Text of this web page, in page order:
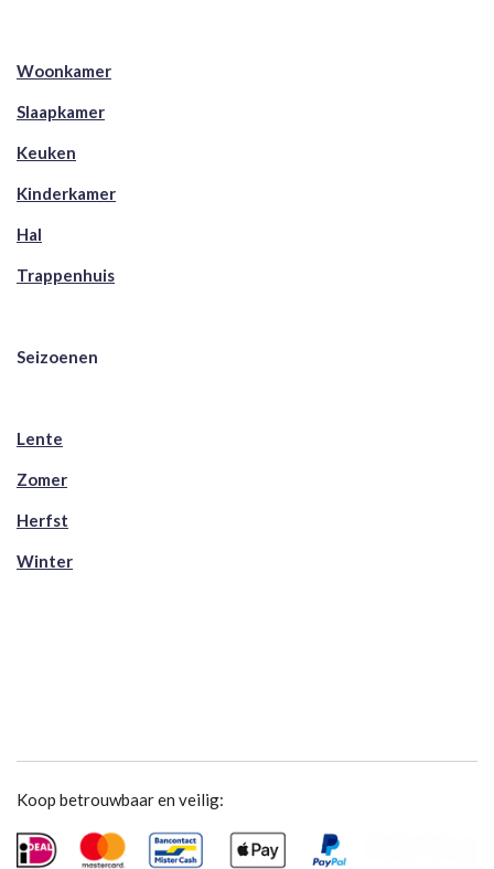
Woonkamer
Slaapkamer
Keuken
Kinderkamer
Hal
Trappenhuis
Seizoenen
Lente
Zomer
Herfst
Winter
Koop betrouwbaar en veilig: